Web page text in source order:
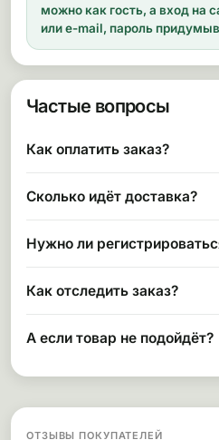
можно как гость, а вход на
или e-mail, пароль
Частые вопросы
Как оплатить заказ?
Сколько идёт доставка?
Нужно ли
Как отследить заказ?
А если товар не подойдёт?
ОТЗЫВЫ ПОКУПАТЕЛЕЙ